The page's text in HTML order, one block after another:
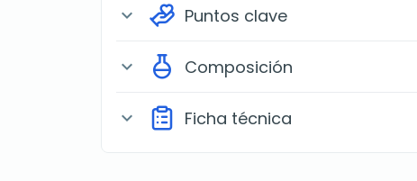
expand_more Puntos clave
expand_more Composición
expand_more Ficha técnica